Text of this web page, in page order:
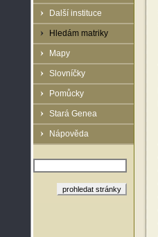
Další instituce
Hledám matriky
Mapy
Slovníčky
Pomůcky
Stará Genea
Nápověda